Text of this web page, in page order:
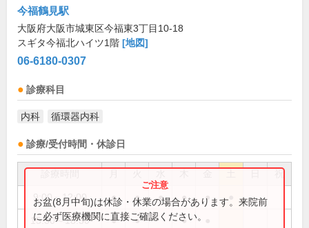
今福鶴見駅
大阪府大阪市城東区今福東3丁目10-18
スギタ今福北ハイツ1階 [地図]
06-6180-0307
診療科目
内科 循環器内科
診療/受付時間・休診日
祝
9:00～12:00 ● ● ● ● ●
15:30～18:30 ● ● ●
お盆(8月中旬)は休診・休業の場合があります。来院前
に必ず医療機関に直接ご確認ください。